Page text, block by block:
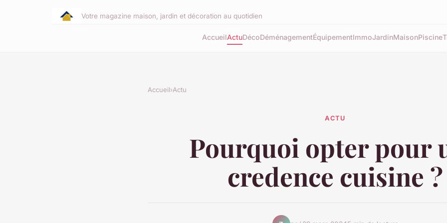
Votre magazine maison, jardin et décoration au quotidien
AccueilActuDécoDéménagementÉquipementImmoJardinMaisonPiscine
Accueil›Actu
ACTU
Pourquoi opter pour
credence cuisine ?